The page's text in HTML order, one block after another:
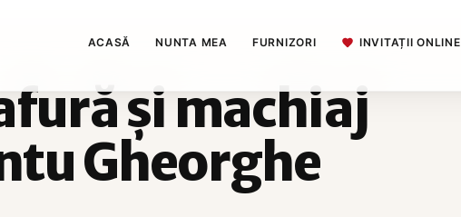
ACASĂ NUNTA MEA FURNIZORI INVITAȚII ONLINE
și machiaj
Gheorghe